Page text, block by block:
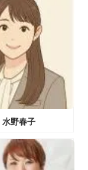
水野春子